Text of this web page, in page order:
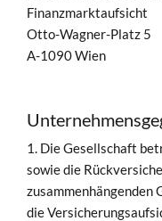
Finanzmarktaufsicht
Otto-Wagner-Platz 5
A-1090 Wien
1. Die Gesellschaft
sowie die
zusammenhängenden
die